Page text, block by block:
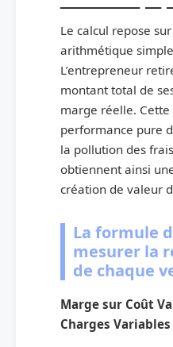
Le calcul repose
arithmétique
L’entrepreneur
montant total de
marge réelle.
performance pure
la pollution des
obtiennent ainsi
création de valeur
La formule
mesurer la
de chaque
Marge sur Coût
Charges Variables